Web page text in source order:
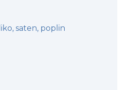
saten, poplin